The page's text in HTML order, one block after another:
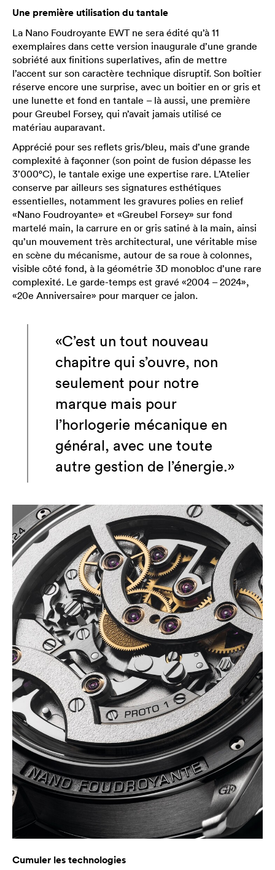
Une première utilisation du tantale
La Nano Foudroyante EWT ne sera édité qu’à 11
exemplaires dans cette version inaugurale d’une grande
sobriété aux finitions superlatives, afin de mettre
l’accent sur son caractère technique disruptif. Son boîtier
réserve encore une surprise, avec un boitier en or gris et
une lunette et fond en tantale – là aussi, une première
pour Greubel Forsey, qui n’avait jamais utilisé ce
matériau auparavant.
Apprécié pour ses reflets gris/bleu, mais d’une grande
complexité à façonner (son point de fusion dépasse les
3’000°C), le tantale exige une expertise rare. L’Atelier
conserve par ailleurs ses signatures esthétiques
essentielles, notamment les gravures polies en relief
«Nano Foudroyante» et «Greubel Forsey» sur fond
martelé main, la carrure en or gris satiné à la main, ainsi
qu’un mouvement très architectural, une véritable mise
en scène du mécanisme, autour de sa roue à colonnes,
visible côté fond, à la géométrie 3D monobloc d’une rare
complexité. Le garde-temps est gravé «2004 – 2024»,
«20e Anniversaire» pour marquer ce jalon.
«C’est un tout nouveau
chapitre qui s’ouvre, non
seulement pour notre
marque mais pour
l’horlogerie mécanique en
général, avec une toute
autre gestion de l’énergie.»
Cumuler les technologies